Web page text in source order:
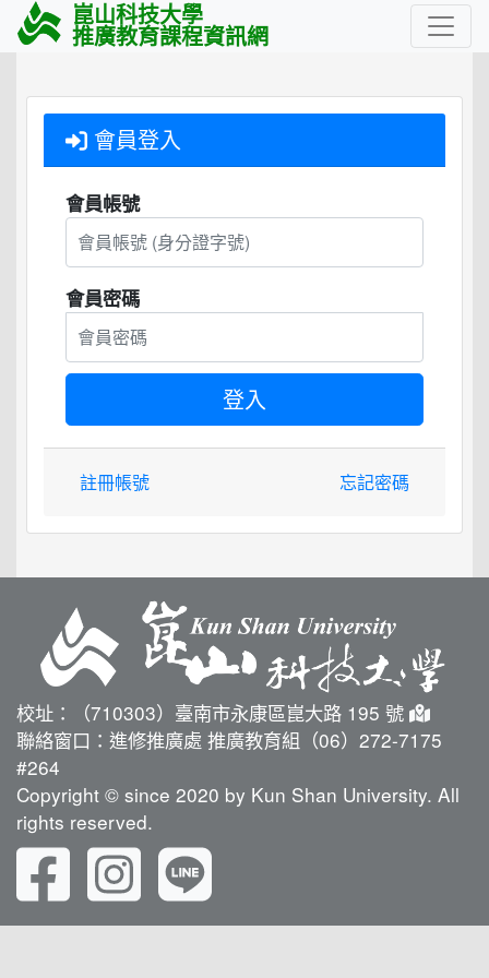
崑山科技大學
推廣教育課程資訊網
會員登入
會員帳號
會員密碼
註冊帳號 忘記密碼
校址：（710303）臺南市永康區崑大路 195 號
聯絡窗口：進修推廣處 推廣教育組（06）272-7175
#264
Copyright © since 2020 by Kun Shan University. All
rights reserved.